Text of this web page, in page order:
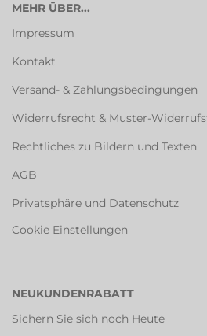
MEHR ÜBER...
Impressum
Kontakt
Versand- & Zahlungsbedingungen
Widerrufsrecht & Muster-
Rechtliches zu Bildern und Texten
AGB
Privatsphäre und Datenschutz
Cookie Einstellungen
NEUKUNDENRABATT
Sichern Sie sich noch Heute